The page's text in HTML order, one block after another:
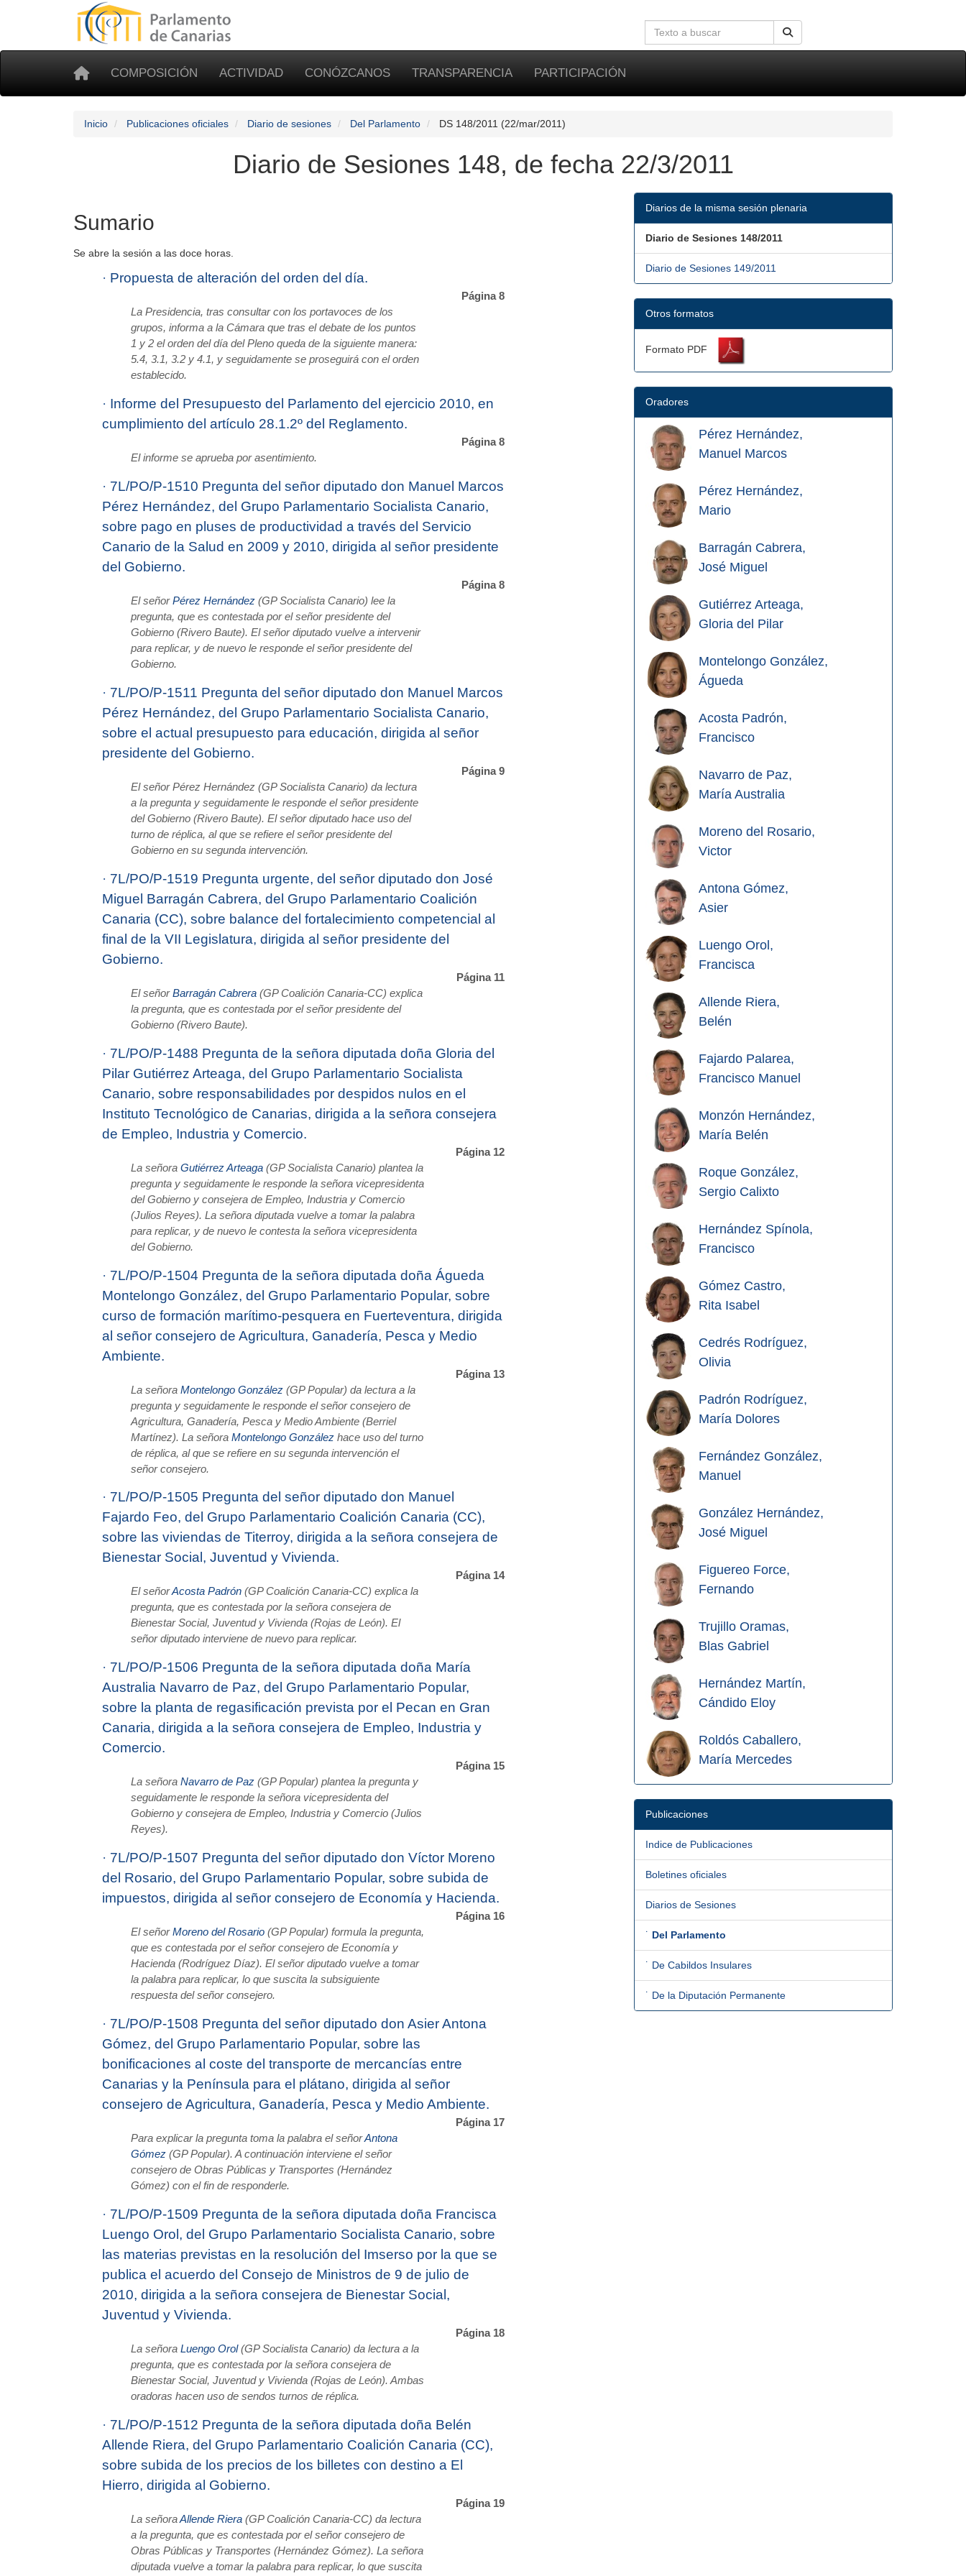
COMPOSICIÓN ACTIVIDAD CONÓZCANOS TRANSPARENCIA PARTICIPACIÓN
Inicio Publicaciones oficiales Diario de sesiones Del Parlamento DS 148/2011 (22/mar/2011)
Diario de Sesiones 148, de fecha 22/3/2011
Sumario
Se abre la sesión a las doce horas.
· Propuesta de alteración del orden del día.
Página 8
La Presidencia, tras consultar con los portavoces de los
grupos, informa a la Cámara que tras el debate de los puntos
1 y 2 el orden del día del Pleno queda de la siguiente manera:
5.4, 3.1, 3.2 y 4.1, y seguidamente se proseguirá con el orden
establecido.
· Informe del Presupuesto del Parlamento del ejercicio 2010, en
cumplimiento del artículo 28.1.2º del Reglamento.
Página 8
El informe se aprueba por asentimiento.
· 7L/PO/P-1510 Pregunta del señor diputado don Manuel Marcos
Pérez Hernández, del Grupo Parlamentario Socialista Canario,
sobre pago en pluses de productividad a través del Servicio
Canario de la Salud en 2009 y 2010, dirigida al señor presidente
del Gobierno.
Página 8
El señorPérez Hernández (GP Socialista Canario) lee la
pregunta, que es contestada por el señor presidente del
Gobierno (Rivero Baute). El señor diputado vuelve a intervenir
para replicar, y de nuevo le responde el señor presidente del
Gobierno.
· 7L/PO/P-1511 Pregunta del señor diputado don Manuel Marcos
Pérez Hernández, del Grupo Parlamentario Socialista Canario,
sobre el actual presupuesto para educación, dirigida al señor
presidente del Gobierno.
Página 9
El señor Pérez Hernández (GP Socialista Canario) da lectura
a la pregunta y seguidamente le responde el señor presidente
del Gobierno (Rivero Baute). El señor diputado hace uso del
turno de réplica, al que se refiere el señor presidente del
Gobierno en su segunda intervención.
· 7L/PO/P-1519 Pregunta urgente, del señor diputado don José
Miguel Barragán Cabrera, del Grupo Parlamentario Coalición
Canaria (CC), sobre balance del fortalecimiento competencial al
final de la VII Legislatura, dirigida al señor presidente del
Gobierno.
Página 11
El señorBarragán Cabrera (GP Coalición Canaria-CC) explica
la pregunta, que es contestada por el señor presidente del
Gobierno (Rivero Baute).
· 7L/PO/P-1488 Pregunta de la señora diputada doña Gloria del
Pilar Gutiérrez Arteaga, del Grupo Parlamentario Socialista
Canario, sobre responsabilidades por despidos nulos en el
Instituto Tecnológico de Canarias, dirigida a la señora consejera
de Empleo, Industria y Comercio.
Página 12
La señora Gutiérrez Arteaga (GP Socialista Canario) plantea la
pregunta y seguidamente le responde la señora vicepresidenta
del Gobierno y consejera de Empleo, Industria y Comercio
(Julios Reyes). La señora diputada vuelve a tomar la palabra
para replicar, y de nuevo le contesta la señora vicepresidenta
del Gobierno.
· 7L/PO/P-1504 Pregunta de la señora diputada doña Águeda
Montelongo González, del Grupo Parlamentario Popular, sobre
curso de formación marítimo-pesquera en Fuerteventura, dirigida
al señor consejero de Agricultura, Ganadería, Pesca y Medio
Ambiente.
Página 13
La señora Montelongo González (GP Popular) da lectura a la
pregunta y seguidamente le responde el señor consejero de
Agricultura, Ganadería, Pesca y Medio Ambiente (Berriel
Martínez). La señora Montelongo González hace uso del turno
de réplica, al que se refiere en su segunda intervención el
señor consejero.
· 7L/PO/P-1505 Pregunta del señor diputado don Manuel
Fajardo Feo, del Grupo Parlamen­tario Coalición Canaria (CC),
sobre las viviendas de Titerroy, dirigida a la señora consejera de
Bienestar Social, Juventud y Vivienda.
Página 14
El señorAcosta Padrón (GP Coalición Canaria-CC) explica la
pregunta, que es contestada por la señora consejera de
Bienestar Social, Juventud y Vivienda (Rojas de León). El
señor diputado interviene de nuevo para replicar.
· 7L/PO/P-1506 Pregunta de la señora diputada doña María
Australia Navarro de Paz, del Grupo Parlamentario Popular,
sobre la planta de regasificación prevista por el Pecan en Gran
Canaria, dirigida a la señora consejera de Empleo, Industria y
Comercio.
Página 15
La señora Navarro de Paz (GP Popular) plantea la pregunta y
seguidamente le responde la señora vicepresidenta del
Gobierno y consejera de Empleo, Industria y Comercio (Julios
Reyes).
· 7L/PO/P-1507 Pregunta del señor diputado don Víctor Moreno
del Rosario, del Grupo Parlamentario Popular, sobre subida de
impuestos, dirigida al señor consejero de Economía y Hacienda.
Página 16
El señorMoreno del Rosario (GP Popular) formula la pregunta,
que es contestada por el señor consejero de Economía y
Hacienda (Rodríguez Díaz). El señor diputado vuelve a tomar
la palabra para replicar, lo que suscita la subsiguiente
respuesta del señor consejero.
· 7L/PO/P-1508 Pregunta del señor dipu­tado don Asier Antona
Gómez, del Grupo Parlamen­tario Popular, sobre las
bonificaciones al coste del transporte de mercancías entre
Canarias y la Península para el plátano, dirigida al señor
consejero de Agricultura, Ganadería, Pesca y Medio Ambiente.
Página 17
Para explicar la pregunta toma la palabra el señorAntona
Gómez (GP Popular). A continuación interviene el señor
consejero de Obras Públicas y Transportes (Hernández
Gómez) con el fin de responderle.
· 7L/PO/P-1509 Pregunta de la señora diputada doña Francisca
Luengo Orol, del Grupo Parla­mentario Socialista Canario, sobre
las materias previstas en la resolución del Imserso por la que se
publica el acuerdo del Consejo de Ministros de 9 de julio de
2010, dirigida a la señora consejera de Bienestar Social,
Juventud y Vivienda.
Página 18
La señora Luengo Orol(GP Socialista Canario) da lectura a la
pregunta, que es contestada por la señora consejera de
Bienestar Social, Juventud y Vivienda (Rojas de León). Ambas
oradoras hacen uso de sendos turnos de réplica.
· 7L/PO/P-1512 Pregunta de la señora diputada doña Belén
Allende Riera, del Grupo Parlamen­tario Coalición Canaria (CC),
sobre subida de los precios de los billetes con destino a El
Hierro, dirigida al Gobierno.
Página 19
La señoraAllende Riera (GP Coalición Canaria-CC) da lectura
a la pregunta, que es contestada por el señor consejero de
Obras Públicas y Transportes (Hernández Gómez). La señora
diputada vuelve a tomar la palabra para replicar, lo que suscita
Diarios de la misma sesión plenaria
Diario de Sesiones 148/2011
Diario de Sesiones 149/2011
Otros formatos
Formato PDF
Oradores
Pérez Hernández,
Manuel Marcos
Pérez Hernández,
Mario
Barragán Cabrera,
José Miguel
Gutiérrez Arteaga,
Gloria del Pilar
Montelongo González,
Águeda
Acosta Padrón,
Francisco
Navarro de Paz,
María Australia
Moreno del Rosario,
Victor
Antona Gómez,
Asier
Luengo Orol,
Francisca
Allende Riera,
Belén
Fajardo Palarea,
Francisco Manuel
Monzón Hernández,
María Belén
Roque González,
Sergio Calixto
Hernández Spínola,
Francisco
Gómez Castro,
Rita Isabel
Cedrés Rodríguez,
Olivia
Padrón Rodríguez,
María Dolores
Fernández González,
Manuel
González Hernández,
José Miguel
Figuereo Force,
Fernando
Trujillo Oramas,
Blas Gabriel
Hernández Martín,
Cándido Eloy
Roldós Caballero,
María Mercedes
Publicaciones
Indice de Publicaciones
Boletines oficiales
Diarios de Sesiones
˙ Del Parlamento
˙ De Cabildos Insulares
˙ De la Diputación Permanente